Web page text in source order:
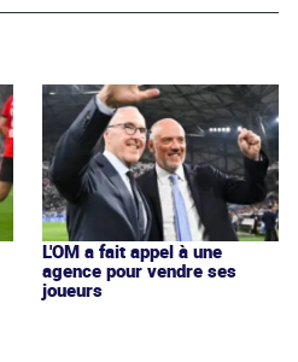
L'OM a fait appel à une
agence pour vendre ses
joueurs